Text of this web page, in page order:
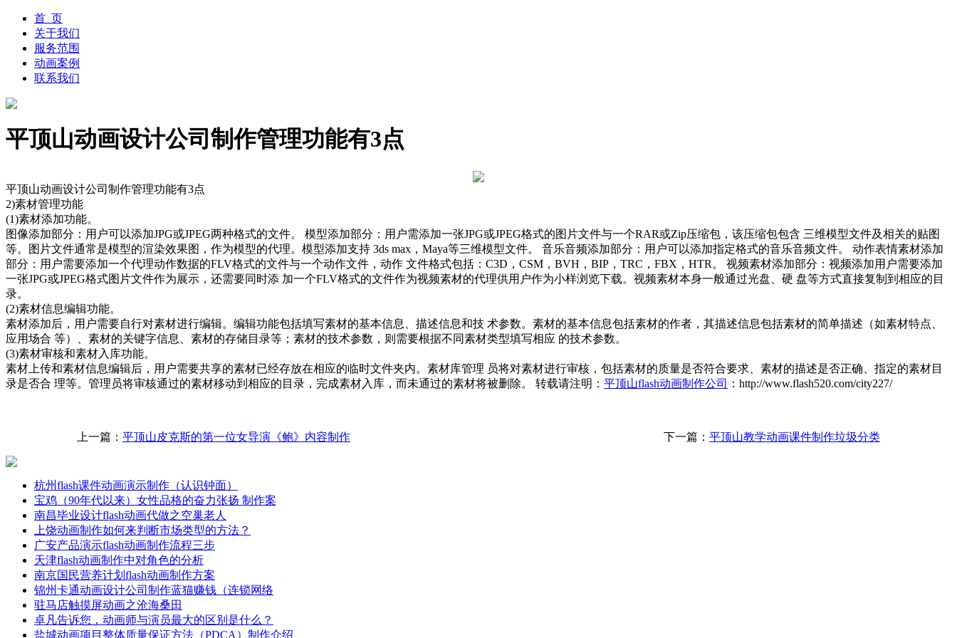
首 页
关于我们
服务范围
动画案例
联系我们
平顶山动画设计公司制作管理功能有3点
平顶山动画设计公司制作管理功能有3点
2)素材管理功能
(1)素材添加功能。
图像添加部分：用户可以添加JPG或JPEG两种格式的文件。 模型添加部分：用户需添加一张JPG或JPEG格式的图片文件与一个RAR或Zip压缩包，该压缩包包含 三维模型文件及相关的贴图
等。图片文件通常是模型的渲染效果图，作为模型的代理。模型添加支持 3ds max，Maya等三维模型文件。 音乐音频添加部分：用户可以添加指定格式的音乐音频文件。 动作表情素材添加
部分：用户需要添加一个代理动作数据的FLV格式的文件与一个动作文件，动作 文件格式包括：C3D，CSM，BVH，BIP，TRC，FBX，HTR。 视频素材添加部分：视频添加用户需要添加
一张JPG或JPEG格式图片文件作为展示，还需要同时添 加一个FLV格式的文件作为视频素材的代理供用户作为小样浏览下载。视频素材本身一般通过光盘、硬 盘等方式直接复制到相应的目
录。
(2)素材信息编辑功能。
素材添加后，用户需要自行对素材进行编辑。编辑功能包括填写素材的基本信息、描述信息和技 术参数。素材的基本信息包括素材的作者，其描述信息包括素材的简单描述（如素材特点、
应用场合 等）、素材的关键字信息、素材的存储目录等；素材的技术参数，则需要根据不同素材类型填写相应 的技术参数。
(3)素材审核和素材入库功能。
素材上传和素材信息编辑后，用户需要共享的素材已经存放在相应的临时文件夹内。素材库管理 员将对素材进行审核，包括素材的质量是否符合要求、素材的描述是否正确、指定的素材目
录是否合 理等。管理员将审核通过的素材移动到相应的目录，完成素材入库，而未通过的素材将被删除。 转载请注明： 平顶山flash动画制作公司 ：http://www.flash520.com/city227/
上一篇： 平顶山皮克斯的第一位女导演《鲍》内容制作 下一篇： 平顶山教学动画课件制作垃圾分类
杭州flash课件动画演示制作（认识钟面）
宝鸡（90年代以来）女性品格的奋力张扬 制作案
南昌毕业设计flash动画代做之空巢老人
上饶动画制作如何来判断市场类型的方法？
广安产品演示flash动画制作流程三步
天津flash动画制作中对角色的分析
南京国民营养计划flash动画制作方案
锦州卡通动画设计公司制作蓝猫赚钱（连锁网络
驻马店触摸屏动画之沧海桑田
卓凡告诉您，动画师与演员最大的区别是什么？
盐城动画项目整体质量保证方法（PDCA）制作介绍